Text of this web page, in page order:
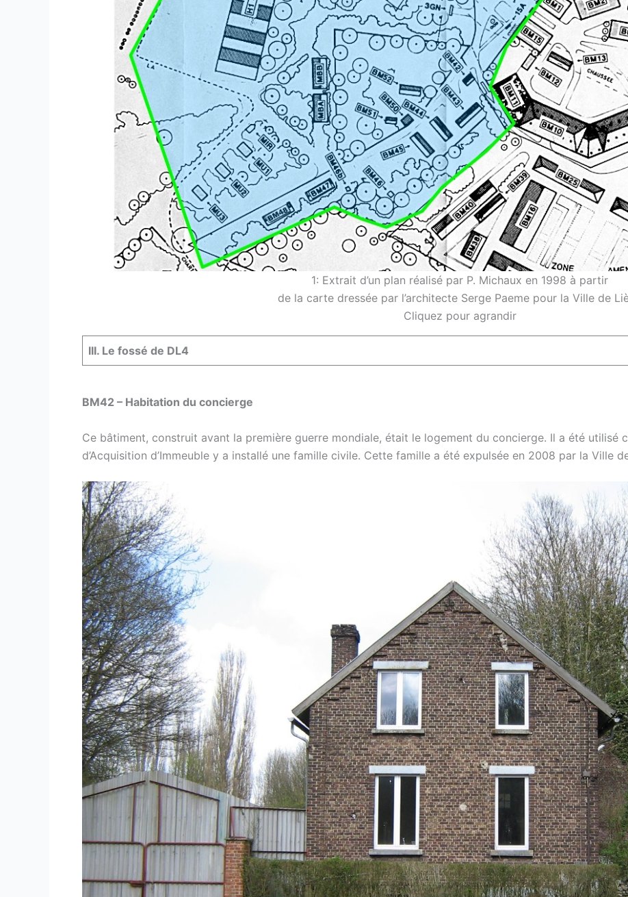
1: Extrait d’un plan réalisé par P. Michaux en 1998 à partir
de la carte dressée par l’architecte Serge Paeme pour la Ville de
Cliquez pour agrandir
III. Le fossé de DL4
BM42 – Habitation du concierge
Ce bâtiment, construit avant la première guerre mondiale, était le logement du concierge. Il a été utilisé
d’Acquisition d’Immeuble y a installé une famille civile. Cette famille a été expulsée en 2008 par la Ville